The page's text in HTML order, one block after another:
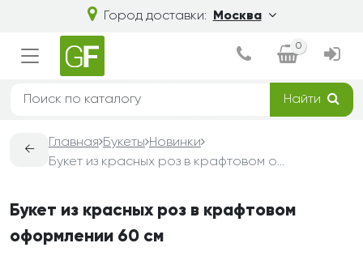
Город доставки: Москва
0
Найти
←
Главная Букеты Новинки
Букет из красных роз в крафтовом оформлении 60 см
Букет из красных роз в крафтовом
оформлении 60 см